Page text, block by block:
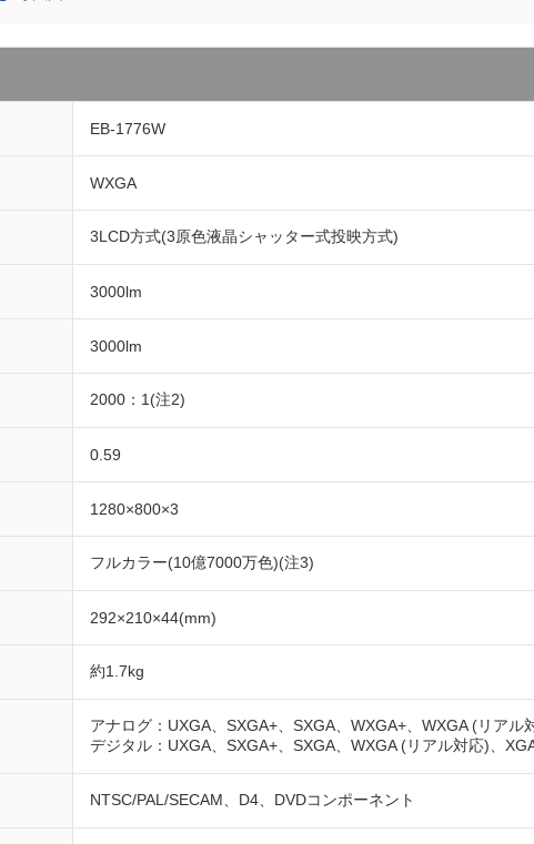
EB-1776W
WXGA
3LCD方式(3原色液晶シャッター式投映方式)
3000lm
3000lm
2000：1(注2)
0.59
1280×800×3
フルカラー(10億7000万色)(注3)
292×210×44(mm)
約1.7kg
アナログ：UXGA、SXGA+、SXGA、WXGA+、WXGA (リアル
デジタル：UXGA、SXGA+、SXGA、WXGA (リアル対応)、
NTSC/PAL/SECAM、D4、DVDコンポーネント